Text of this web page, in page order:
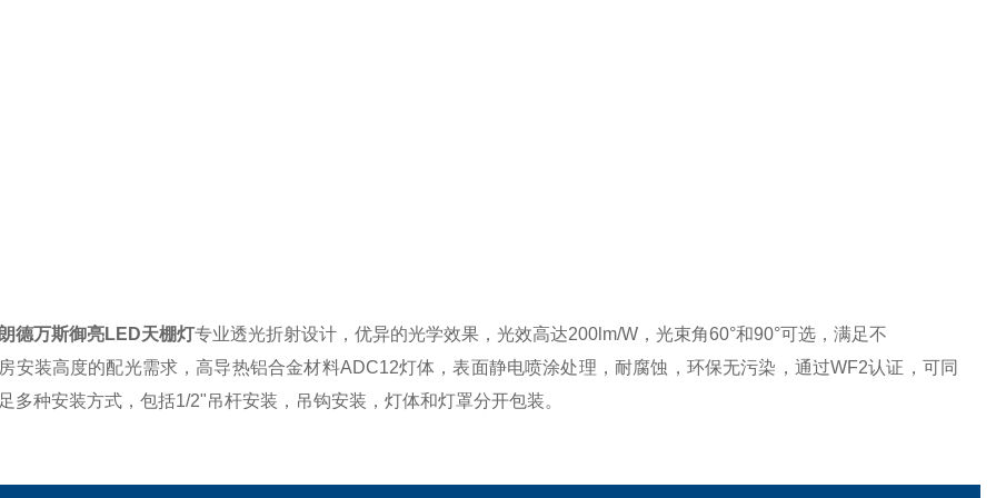
万斯御亮LED天棚灯专业透光折射设计，优异的光学效果，光效高达200lm/W，光束角60°和90°可选，满足不
安装高度的配光需求，高导热铝合金材料ADC12灯体，表面静电喷涂处理，耐腐蚀，环保无污染，通过WF2认证，可同
多种安装方式，包括1/2"吊杆安装，吊钩安装，灯体和灯罩分开包装。